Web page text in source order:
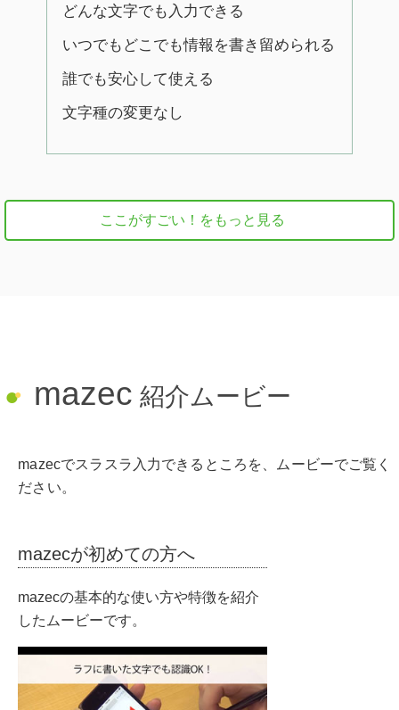
どんな文字でも入力できる
いつでもどこでも情報を書き留められる
誰でも安心して使える
文字種の変更なし
ここがすごい！をもっと見る
●● mazec 紹介ムービー
mazecでスラスラ入力できるところを、ムービーでご覧く
ださい。
mazecが初めての方へ
mazecの基本的な使い方や特徴を紹介
したムービーです。